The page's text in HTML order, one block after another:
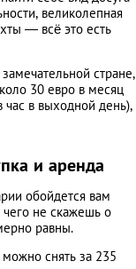
великолепная
— всё это есть
стране,
30 евро в месяц
час в выходной день),
и аренда
обойдется вам
не скажешь о
равны.
снять за 235